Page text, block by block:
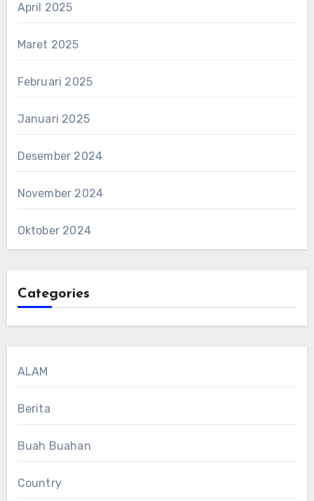
April 2025
Maret 2025
Februari 2025
Januari 2025
Desember 2024
November 2024
Oktober 2024
Categories
ALAM
Berita
Buah Buahan
Country